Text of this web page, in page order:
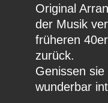
Original
der Musik
früheren
zurück.
Genissen sie
wunderbar